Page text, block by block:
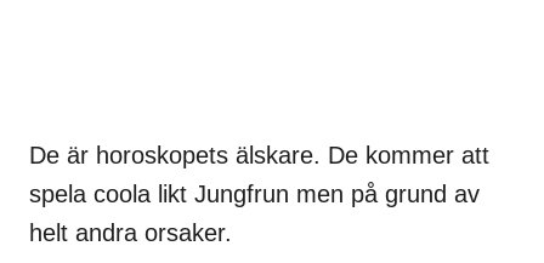
De är horoskopets älskare. De kommer att
spela coola likt Jungfrun men på grund av
helt andra orsaker.